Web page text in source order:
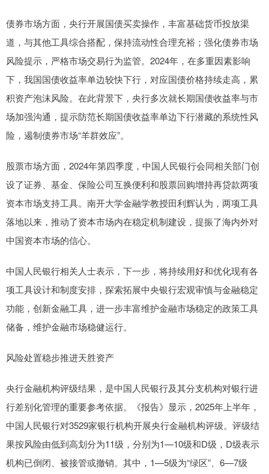
债券市场方面，央行开展国债买卖操作，丰富基础货币投放渠
道，与其他工具综合搭配，保持流动性合理充裕；强化债券市场
风险提示，严格市场交易行为监管。2024年，在多重因素影响
下，我国国债收益率单边较快下行，对应国债价格持续走高，累
积资产泡沫风险。在此背景下，央行多次就长期国债收益率与市
场加强沟通，提示防范长期国债收益率单边下行潜藏的系统性风
险，遏制债券市场“羊群效应”。
股票市场方面，2024年第四季度，中国人民银行会同相关部门创
设了证券、基金、保险公司互换便利和股票回购增持再贷款两项
资本市场支持工具。南开大学金融学教授田利辉认为，两项工具
落地以来，推动了资本市场内在稳定机制建设，提振了海内外对
中国资本市场的信心。
中国人民银行相关人士表示，下一步，将持续用好和优化现有各
项工具设计和制度安排，探索拓展中央银行宏观审慎与金融稳定
功能，创新金融工具，进一步丰富维护金融市场稳定的政策工具
储备，维护金融市场稳健运行。
风险处置稳步推进天胜资产
央行金融机构评级结果，是中国人民银行及其分支机构对银行进
行差别化管理的重要参考依据。《报告》显示，2025年上半年，
中国人民银行对3529家银行机构开展央行金融机构评级。评级结
果按风险由低到高划分为11级，分别为1—10级和D级，D级表示
机构已倒闭、被接管或撤销。其中，1—5级为“绿区”、6—7级